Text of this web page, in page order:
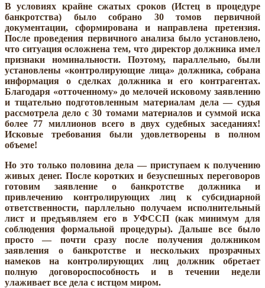
В условиях крайне сжатых сроков (Истец в процедуре
банкротства) было собрано 30 томов первичной
документации, сформирована и направлена претензия.
После проведения первичного анализа было установлено,
что ситуация осложнена тем, что директор должника имел
признаки номинальности. Поэтому, параллельно, были
установлены «контролирующие лица» должника, собрана
информация о сделках должника и его контрагентах.
Благодаря «отточенному» до мелочей исковому заявлению
и тщательно подготовленным материалам дела — судья
рассмотрела дело с 30 томами материалов и суммой иска
более 77 миллионов всего в двух судебных заседаниях!
Исковые требования были удовлетворены в полном
объеме!
Но это только половина дела — приступаем к получению
живых денег. После коротких и безуспешных переговоров
готовим заявление о банкротстве должника и
привлечению контролирующих лиц к субсидиарной
ответственности, парллельно получаем исполнительный
лист и предъявляем его в УФССП (как минимум для
соблюдения формальной процедуры). Дальше все было
просто — почти сразу после получения должником
заявления о банкротстве и нескольких прозрачных
намеков на контролирующих лиц должник обретает
полную договороспособность и в течении недели
улаживает все дела с истцом миром.